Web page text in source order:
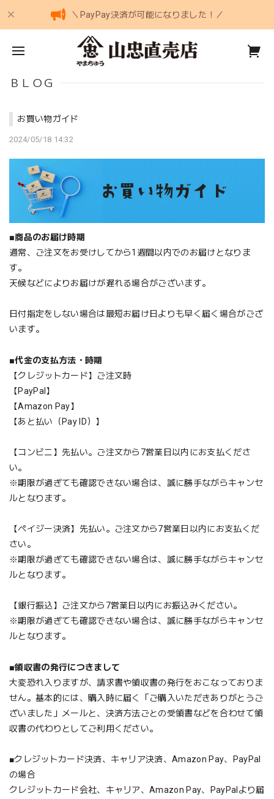
＼PayPay決済が可能になりました！／
ＢＬＯＧ
お買い物ガイド
2024/05/18 14:32
■商品のお届け時期
通常、ご注文をお受けしてから1週間以内でのお届けとなりま
す。
天候などによりお届けが遅れる場合がございます。
日付指定をしない場合は最短お届け日よりも早く届く場合がござ
います。
■代金の支払方法・時期
【クレジットカード】ご注文時
【PayPal】
【Amazon Pay】
【あと払い（Pay ID）】
【コンビニ】先払い。ご注文から7営業日以内にお支払くださ
い。
※期限が過ぎても確認できない場合は、誠に勝手ながらキャンセ
ルとなります。
【ペイジー決済】先払い。ご注文から7営業日以内にお支払くだ
さい。
※期限が過ぎても確認できない場合は、誠に勝手ながらキャンセ
ルとなります。
【銀行振込】ご注文から7営業日以内にお振込みください。
※期限が過ぎても確認できない場合は、誠に勝手ながらキャンセ
ルとなります。
■領収書の発行につきまして
大変恐れ入りますが、請求書や領収書の発行をおこなっておりま
せん。基本的には、購入時に届く「ご購入いただきありがとうご
ざいました」メールと、決済方法ごとの受領書などを合わせて領
収書の代わりとしてご利用ください。
■クレジットカード決済、キャリア決済、Amazon Pay、PayPal
の場合
クレジットカード会社、キャリア、Amazon Pay、PayPalより届